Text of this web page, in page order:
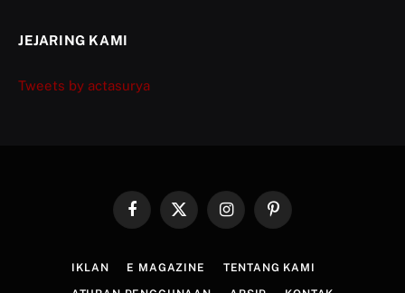
JEJARING KAMI
Tweets by actasurya
FacebookX
InstagramPinterest
IKLAN E MAGAZINE TENTANG KAMI